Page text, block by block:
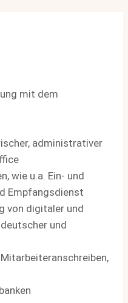
mit dem
administrativer
wie u.a. Ein- und
Empfangsdienst
von digitaler und
und